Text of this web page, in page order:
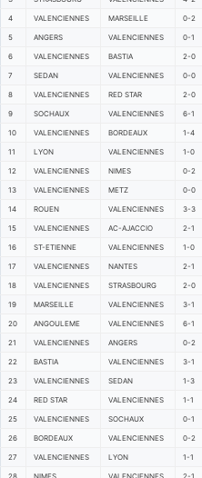
4 VALENCIENNES MARSEILLE 0-2
5 ANGERS VALENCIENNES 0-1
6 VALENCIENNES BASTIA 2-0
7 SEDAN VALENCIENNES 0-0
8 VALENCIENNES RED STAR 2-0
9 SOCHAUX VALENCIENNES 6-1
10 VALENCIENNES BORDEAUX 1-4
11 LYON VALENCIENNES 1-0
12 VALENCIENNES NIMES 0-2
13 VALENCIENNES METZ 0-0
14 ROUEN VALENCIENNES 3-3
15 VALENCIENNES AC-AJACCIO 2-1
16 ST-ETIENNE VALENCIENNES 1-0
17 VALENCIENNES NANTES 2-1
18 VALENCIENNES STRASBOURG 2-0
19 MARSEILLE VALENCIENNES 3-1
20 ANGOULEME VALENCIENNES 6-1
21 VALENCIENNES ANGERS 0-2
22 BASTIA VALENCIENNES 3-1
23 VALENCIENNES SEDAN 1-3
24 RED STAR VALENCIENNES 1-1
25 VALENCIENNES SOCHAUX 0-1
26 BORDEAUX VALENCIENNES 0-2
27 VALENCIENNES LYON 1-1
28 NIMES VALENCIENNES 2-1